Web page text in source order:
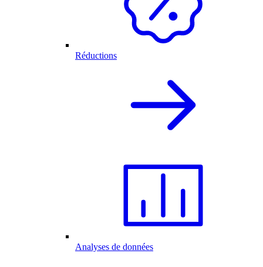
Réductions
Analyses de données